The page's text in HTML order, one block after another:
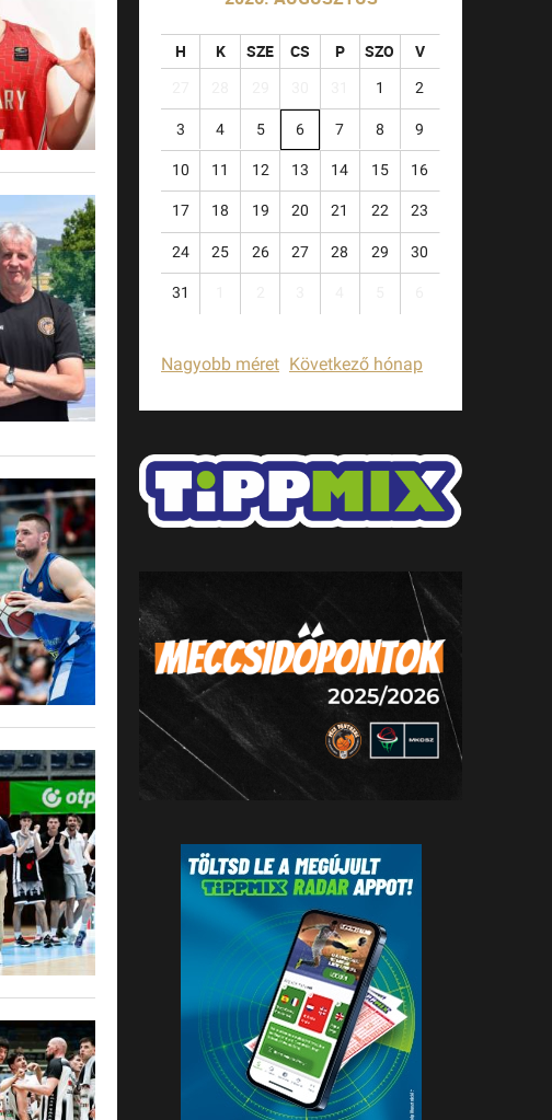
H K SZE CS P SZO V
1 2
3 4 5 6 7 8 9
10 11 12 13 14 15 16
17 18 19 20 21 22 23
24 25 26 27 28 29 30
31
Nagyobb méret Következő hónap